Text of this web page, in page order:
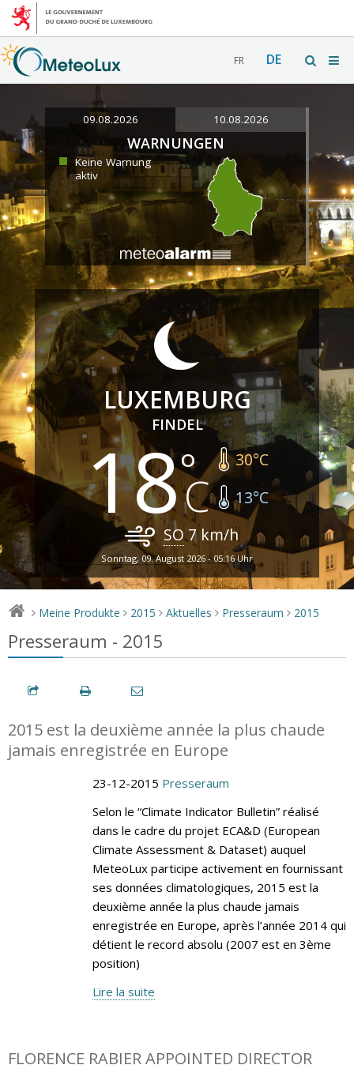
FR DE
09.08.2026 10.08.2026
WARNUNGEN
Keine Warnung
aktiv
LUXEMBURG
FINDEL
18 30°C
13°C
SO7 km/h
Sonntag, 09. August 2026 - 05:16 Uhr
> Meine Produkte > 2015 > Aktuelles > Presseraum > 2015
Presseraum - 2015
2015 est la deuxième année la plus chaude
jamais enregistrée en Europe
23-12-2015 Presseraum
Selon le “Climate Indicator Bulletin” réalisé
dans le cadre du projet ECA&D (European
Climate Assessment & Dataset) auquel
MeteoLux participe activement en fournissant
ses données climatologiques, 2015 est la
deuxième année la plus chaude jamais
enregistrée en Europe, après l’année 2014 qui
détient le record absolu (2007 est en 3ème
position)
Lire la suite
FLORENCE RABIER APPOINTED DIRECTOR